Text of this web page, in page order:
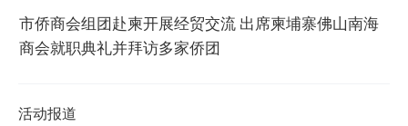
市侨商会组团赴柬开展经贸交流 出席柬埔寨佛山南海
商会就职典礼并拜访多家侨团
活动报道